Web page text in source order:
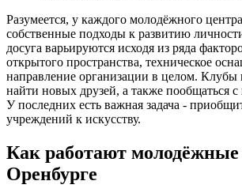
Разумеется, у каждого молодёжного
собственные подходы к развитию
досуга варьируются исходя из ряда
открытого пространства, техническое
направление организации в целом. Клубы
найти новых друзей, а также пообщаться с
У последних есть важная задача -
учреждений к искусству.
Как работают
Оренбурге